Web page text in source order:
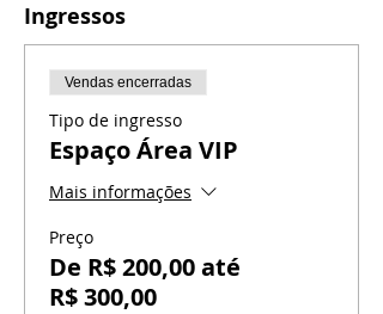
Ingressos
Vendas encerradas
Tipo de ingresso
Espaço Área VIP
Mais informações
Preço
De R$ 200,00 até
R$ 300,00